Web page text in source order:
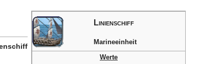
Linienschiff
Marineeinheit
Werte